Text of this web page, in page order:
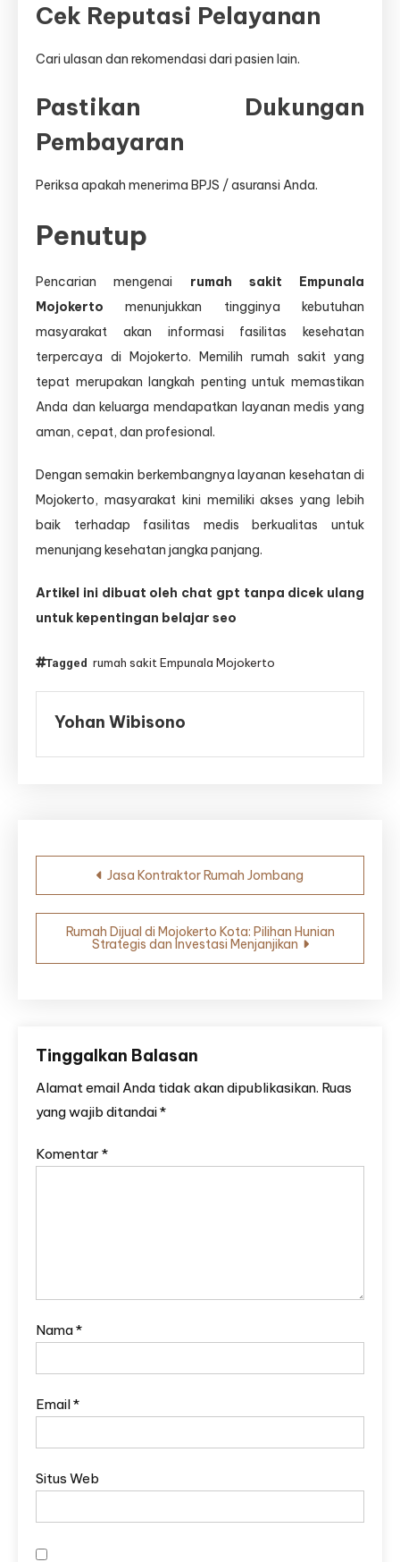
Cek Reputasi Pelayanan
Cari ulasan dan rekomendasi dari pasien lain.
Pastikan Dukungan
Pembayaran
Periksa apakah menerima BPJS / asuransi Anda.
Penutup
Pencarian mengenai rumah sakit Empunala
Mojokerto menunjukkan tingginya kebutuhan
masyarakat akan informasi fasilitas kesehatan
terpercaya di Mojokerto. Memilih rumah sakit yang
tepat merupakan langkah penting untuk memastikan
Anda dan keluarga mendapatkan layanan medis yang
aman, cepat, dan profesional.
Dengan semakin berkembangnya layanan kesehatan di
Mojokerto, masyarakat kini memiliki akses yang lebih
baik terhadap fasilitas medis berkualitas untuk
menunjang kesehatan jangka panjang.
Artikel ini dibuat oleh chat gpt tanpa dicek ulang
untuk kepentingan belajar seo
Tagged rumah sakit Empunala Mojokerto
Yohan Wibisono
Navigasi
pos
Jasa Kontraktor Rumah Jombang
Rumah Dijual di Mojokerto Kota: Pilihan Hunian
Strategis dan Investasi Menjanjikan
Tinggalkan Balasan
Alamat email Anda tidak akan dipublikasikan. Ruas
yang wajib ditandai*
Komentar *
Nama*
Email*
Situs Web